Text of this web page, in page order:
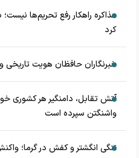
مذاکره راهکار رفع تحریم‌ها نیست؛
کرد
خبرنگاران حافظان هویت
آتش تقابل، دامنگیر هر کشوری
واشنگتن سپرده است
تنگی انگشتر و کفش در گرما؛